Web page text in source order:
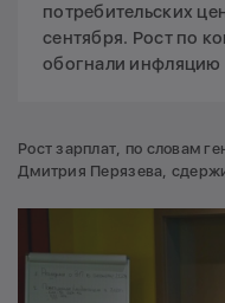
потребительских
сентября. Рост по
обогнали инфляцию
Рост зарплат, по словам
Дмитрия Перязева,